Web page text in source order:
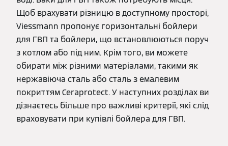
Щоб врахувати різницю в доступному просторі,
Viessmann пропонує горизонтальні бойлери
для ГВП та бойлери, що встановлюються поруч
з котлом або під ним. Крім того, ви можете
обирати між різними матеріалами, такими як
нержавіюча сталь або сталь з емалевим
покриттям Ceraprotect. У наступних розділах ви
дізнаєтесь більше про важливі критерії, які слід
враховувати при купівлі бойлера для ГВП.